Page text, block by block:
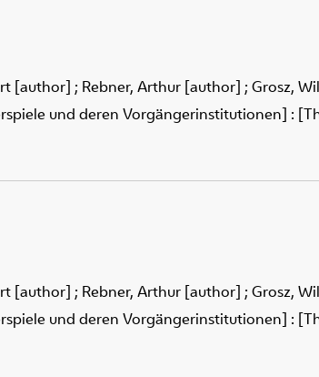
[author] ; Rebner, Arthur [author] ; Grosz,
und deren Vorgängerinstitutionen] :
[author] ; Rebner, Arthur [author] ; Grosz,
und deren Vorgängerinstitutionen] :